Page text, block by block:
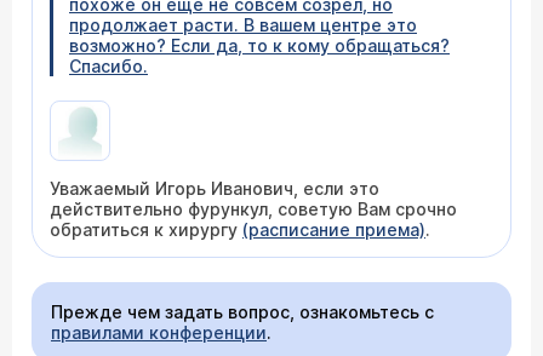
похоже он еще не совсем созрел, но
продолжает расти. В вашем центре это
возможно? Если да, то к кому обращаться?
Спасибо.
Уважаемый Игорь Иванович, если это
действительно фурункул, советую Вам срочно
обратиться к хирургу (расписание приема).
Прежде чем задать вопрос, ознакомьтесь с
правилами конференции.